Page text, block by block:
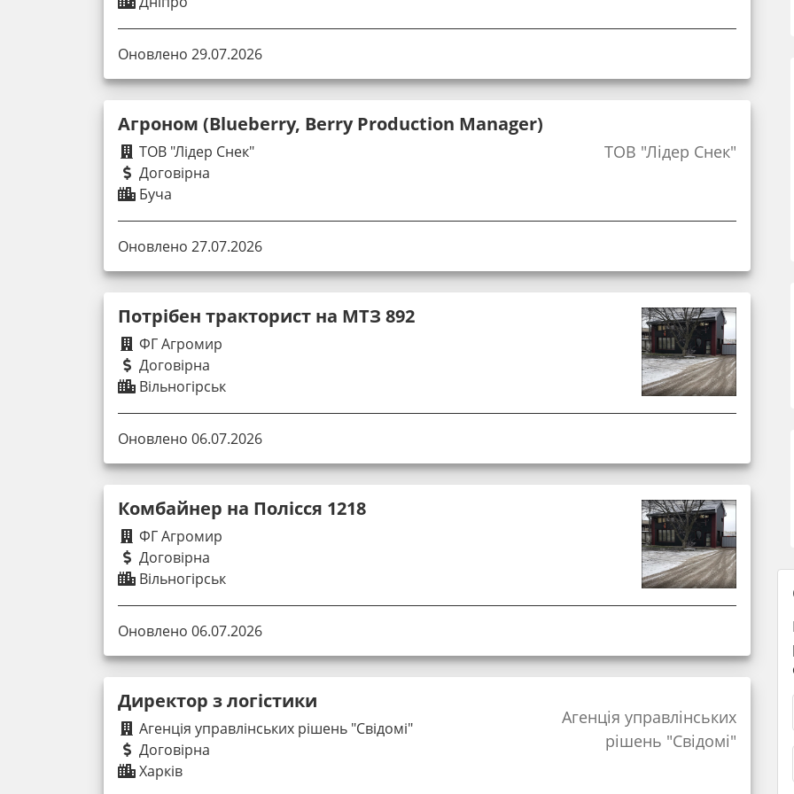
Оновлено 29.07.2026
Агроном (Blueberry, Berry Production Manager)
ТОВ "Лідер Снек"
Договірна
Буча
ТОВ "Лідер Снек"
Оновлено 27.07.2026
Потрібен тракторист на МТЗ 892
ФГ Агромир
Договірна
Вільногірськ
Оновлено 06.07.2026
Комбайнер на Полісся 1218
ФГ Агромир
Договірна
Вільногірськ
Оновлено 06.07.2026
Директор з логістики
Агенція управлінських рішень "Cвідомі"
Договірна
Харків
Агенція управлінських
рішень "Cвідомі"